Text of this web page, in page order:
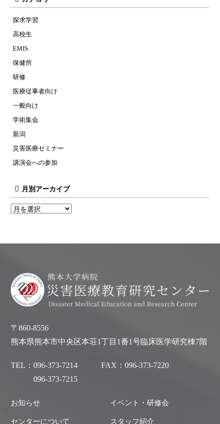
探求学習
高校生
EMIS
保健所
研修
医療従事者向け
一般向け
学術集会
新潟
災害医療セミナー
講演会への参加
月別アーカイブ
〒860-8556
熊本県熊本市中央区本荘1丁目1番1号臨床医学研究棟7階
TEL：096-373-7214
096-373-7215
FAX：096-373-7220
お知らせ
センターについて
イベント・研修会
スタッフ紹介